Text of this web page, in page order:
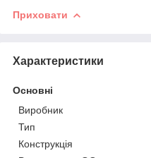
Приховати
Характеристики
Основні
Виробник
Тип
Конструкція